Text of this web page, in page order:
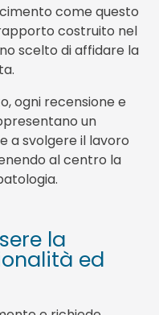
come questo
costruito nel
scelto di affidare la
ogni recensione e
un
a svolgere il lavoro
al centro la
la
ed